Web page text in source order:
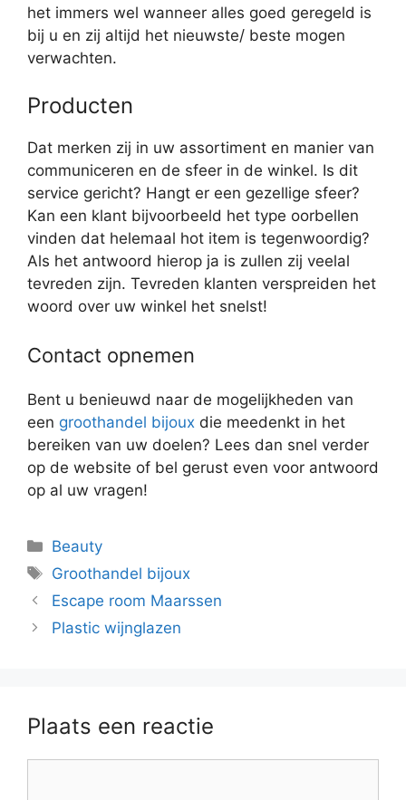
het immers wel wanneer alles goed geregeld is
bij u en zij altijd het nieuwste/ beste mogen
verwachten.
Producten
Dat merken zij in uw assortiment en manier van
communiceren en de sfeer in de winkel. Is dit
service gericht? Hangt er een gezellige sfeer?
Kan een klant bijvoorbeeld het type oorbellen
vinden dat helemaal hot item is tegenwoordig?
Als het antwoord hierop ja is zullen zij veelal
tevreden zijn. Tevreden klanten verspreiden het
woord over uw winkel het snelst!
Contact opnemen
Bent u benieuwd naar de mogelijkheden van
een groothandel bijoux die meedenkt in het
bereiken van uw doelen? Lees dan snel verder
op de website of bel gerust even voor antwoord
op al uw vragen!
Categorieën
Beauty
Tags
Groothandel bijoux
Escape room Maarssen
Plastic wijnglazen
Plaats een reactie